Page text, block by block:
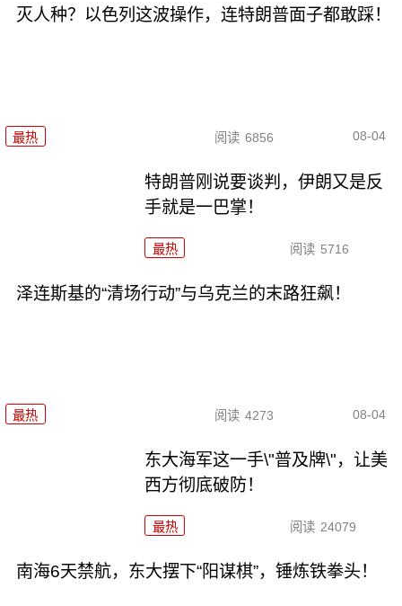
灭人种？以色列这波操作，连特朗普面子都敢踩！
最热 阅读 6856 08-04
特朗普刚说要谈判，伊朗又是反
手就是一巴掌！
最热 阅读 5716
泽连斯基的“清场行动”与乌克兰的末路狂飙！
最热 阅读 4273 08-04
东大海军这一手\"普及牌\"，让美
西方彻底破防！
最热 阅读 24079
南海6天禁航，东大摆下“阳谋棋”，锤炼铁拳头！